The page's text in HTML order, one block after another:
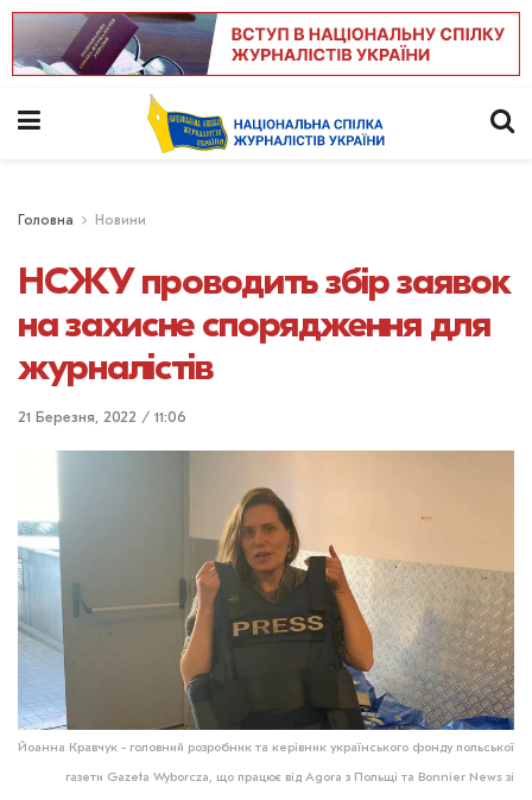
Головна Новини
НСЖУ проводить збір заявок
на захисне спорядження для
журналістів
21 Березня, 2022 / 11:06
Йоанна Кравчук - головний розробник та керівник українського фонду польської
газети Gazeta Wyborcza, що працює від Agora з Польщі та Bonnier News зі